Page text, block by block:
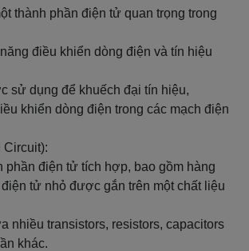
thành phần điện tử quan trọng trong
điều khiển dòng điện và tín hiệu
sử dụng để khuếch đại tín hiệu,
khiển dòng điện trong các mạch điện
Circuit):
phần điện tử tích hợp, bao gồm hàng
điện tử nhỏ được gắn trên một chất liệu
nhiều transistors, resistors, capacitors
khác.